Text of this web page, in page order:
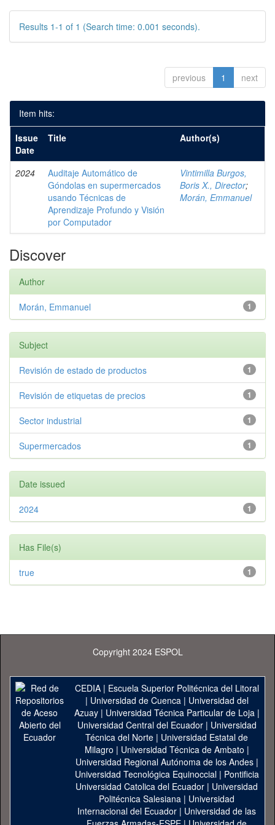
Results 1-1 of 1 (Search time: 0.001 seconds).
previous 1 next
Item hits:
Issue
Date
Title Author(s)
2024
Auditaje Automático de
Góndolas en supermercados
usando Técnicas de
Aprendizaje Profundo y Visión
por Computador
Vintimilla Burgos,
Boris X., Director;
Morán, Emmanuel
Discover
Author
1
Morán, Emmanuel
Subject
1
Revisión de estado de productos
1
Revisión de etiquetas de precios
1
Sector industrial
1
Supermercados
Date issued
1
2024
Has File(s)
1
true
Copyright 2024 ESPOL
CEDIA| Escuela Superior Politécnica del Litoral
| Universidad de Cuenca| Universidad del
Azuay| Universidad Técnica Particular de Loja|
Universidad Central del Ecuador| Universidad
Técnica del Norte | Universidad Estatal de
Milagro | Universidad Técnica de Ambato |
Universidad Regional Autónoma de los Andes|
Universidad Tecnológica Equinoccial| Pontificia
Universidad Catolica del Ecuador | Universidad
Politécnica Salesiana | Universidad
Internacional del Ecuador | Universidad de las